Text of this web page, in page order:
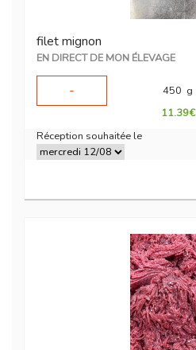
filet mignon
EN DIRECT DE MON ÉLEVAGE
-
450 g
11.39€
Réception souhaitée le